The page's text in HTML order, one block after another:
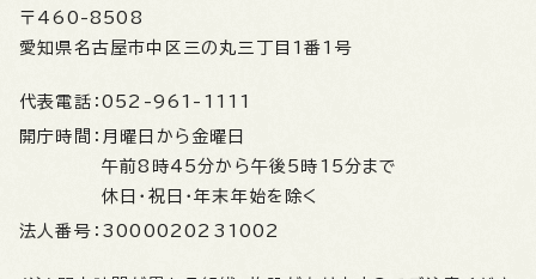
〒460-8508
愛知県名古屋市中区三の丸三丁目1番1号
代表電話： 052-961-1111
開庁時間： 月曜日から金曜日
午前8時45分から午後5時15分まで
休日・祝日・年末年始を除く
法人番号： 3000020231002